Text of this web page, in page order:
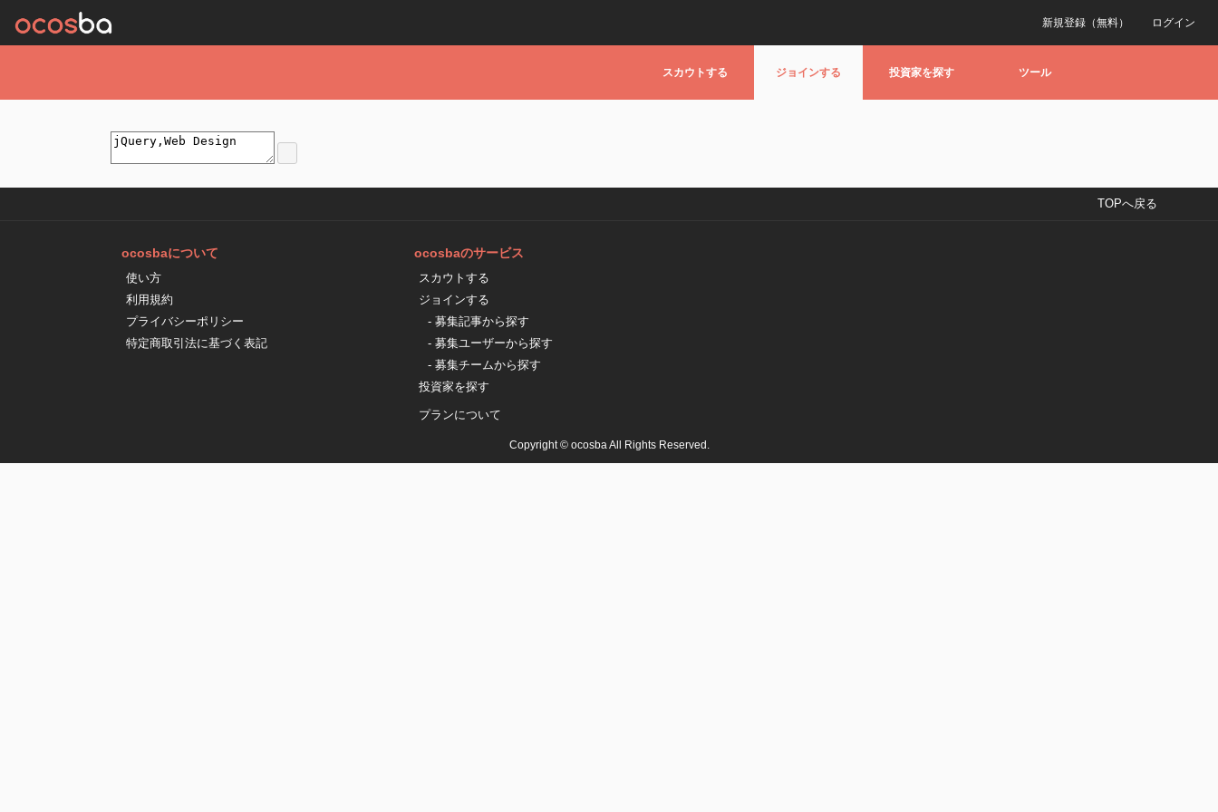
ログイン
新規登録（無料）
スカウトする ジョインする 投資家を探す ツール
TOPへ戻る
ocosbaについて
使い方
利用規約
プライバシーポリシー
特定商取引法に基づく表記
ocosbaのサービス
スカウトする
ジョインする
- 募集記事から探す
- 募集ユーザーから探す
- 募集チームから探す
投資家を探す
プランについて
Copyright © ocosba All Rights Reserved.